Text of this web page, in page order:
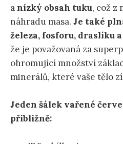
anízký obsah tuku, což z
náhradu masa. Je také
železa, fosforu, draslíku
že je považovaná za
ohromující množství
minerálů, které vaše tělo
Jeden šálek vařené
přibližně: